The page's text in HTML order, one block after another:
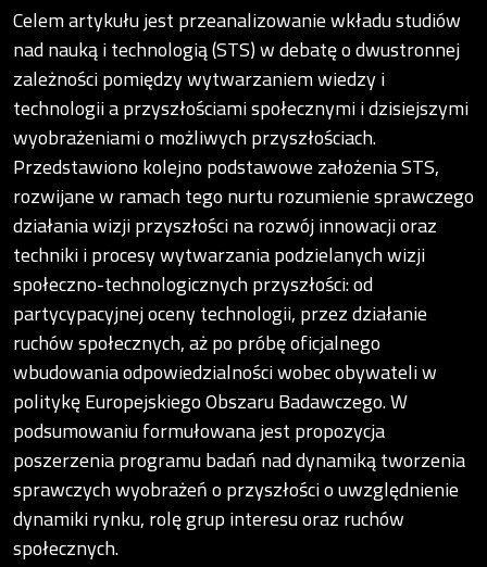
Celem artykułu jest przeanalizowanie wkładu studiów
nad nauką i technologią (STS) w debatę o dwustronnej
zależności pomiędzy wytwarzaniem wiedzy i
technologii a przyszłościami społecznymi i dzisiejszymi
wyobrażeniami o możliwych przyszłościach.
Przedstawiono kolejno podstawowe założenia STS,
rozwijane w ramach tego nurtu rozumienie sprawczego
działania wizji przyszłości na rozwój innowacji oraz
techniki i procesy wytwarzania podzielanych wizji
społeczno-technologicznych przyszłości: od
partycypacyjnej oceny technologii, przez działanie
ruchów społecznych, aż po próbę oficjalnego
wbudowania odpowiedzialności wobec obywateli w
politykę Europejskiego Obszaru Badawczego. W
podsumowaniu formułowana jest propozycja
poszerzenia programu badań nad dynamiką tworzenia
sprawczych wyobrażeń o przyszłości o uwzględnienie
dynamiki rynku, rolę grup interesu oraz ruchów
społecznych.